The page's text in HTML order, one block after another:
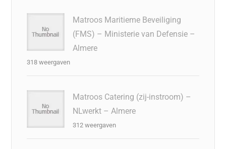
Matroos Maritieme Beveiliging
(FMS) – Ministerie van Defensie –
Almere
318 weergaven
Matroos Catering (zij-instroom) –
NLwerkt – Almere
312 weergaven